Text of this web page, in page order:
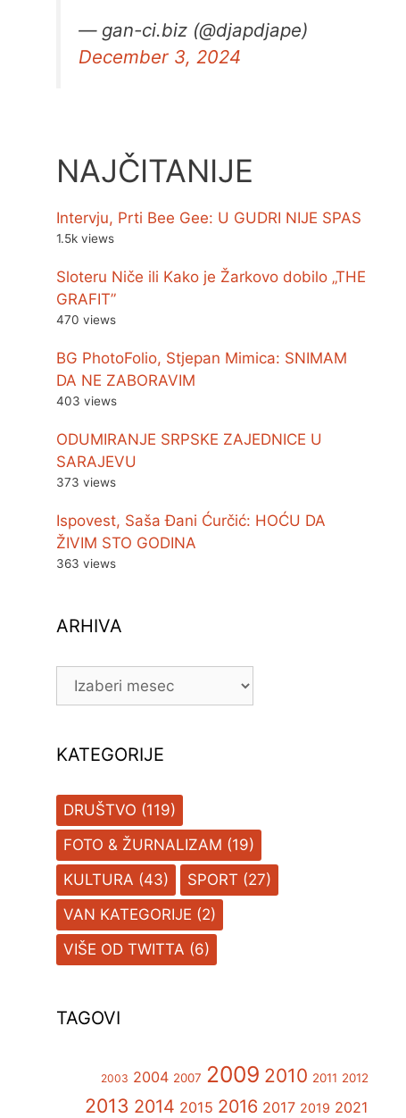
— gan-ci.biz (@djapdjape)
December 3, 2024
NAJČITANIJE
Intervju, Prti Bee Gee: U GUDRI NIJE SPAS
1.5k views
Sloteru Niče ili Kako je Žarkovo dobilo „THE
GRAFIT”
470 views
BG PhotoFolio, Stjepan Mimica: SNIMAM
DA NE ZABORAVIM
403 views
ODUMIRANJE SRPSKE ZAJEDNICE U
SARAJEVU
373 views
Ispovest, Saša Đani Ćurčić: HOĆU DA
ŽIVIM STO GODINA
363 views
ARHIVA
ARHIVA
KATEGORIJE
DRUŠTVO (119)
FOTO & ŽURNALIZAM (19)
KULTURA (43) SPORT (27)
VAN KATEGORIJE (2)
VIŠE OD TWITTA (6)
TAGOVI
2003 2004 2007 2009 2010 2011 2012
2013 2014 2015 2016 2017 2019 2021